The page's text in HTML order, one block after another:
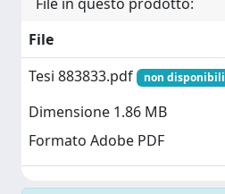
File
Tesi 883833.pdf
non disponibili
Dimensione 1.86 MB
Formato Adobe PDF